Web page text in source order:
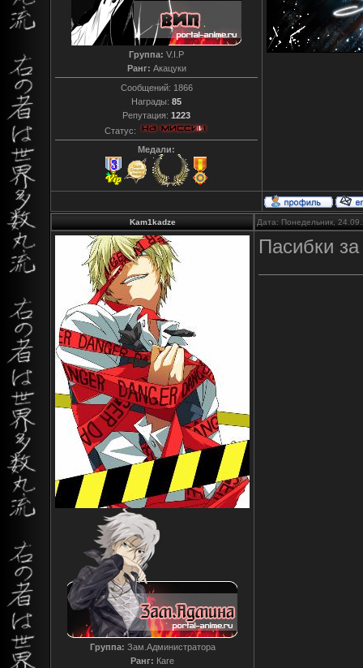
Группа: V.I.P
Ранг: Акацуки
Сообщений: 1866
Награды: 85
Репутация: 1223
Статус:
Медали:
Kam1kadze Дата: Понедельник,
Группа: Зам.Администратора
Ранг: Каге
Пасибки